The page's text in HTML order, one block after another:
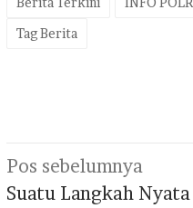
Tag Berita
Navigasi
pos
Pos sebelumnya
Suatu Langkah Nyata